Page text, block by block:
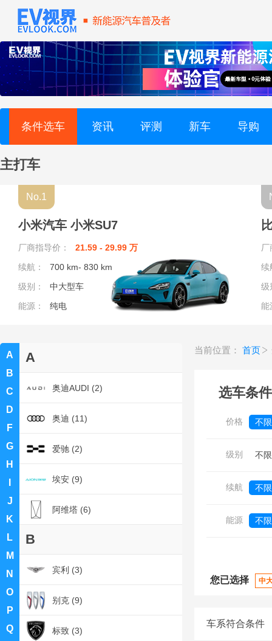
条件选车 资讯 评测 新车 导购
主打车
No.1
小米汽车 小米SU7
厂商指导价：
21.59 - 29.99 万
续航：
700 km- 830 km
级别：
中大型车
能源：
纯电
厂
续
级
能
A
B
C
D
F
G
H
J
K
L
M
N
O
P
Q
A
奥迪AUDI (2)
奥迪 (11)
爱驰 (2)
埃安 (9)
阿维塔 (6)
B
宾利 (3)
别克 (9)
标致 (3)
当前位置： 首页
选车条件
价格 不限
级别 不限
续航 不限
能源 不限
您已选择 中
车系符合条件